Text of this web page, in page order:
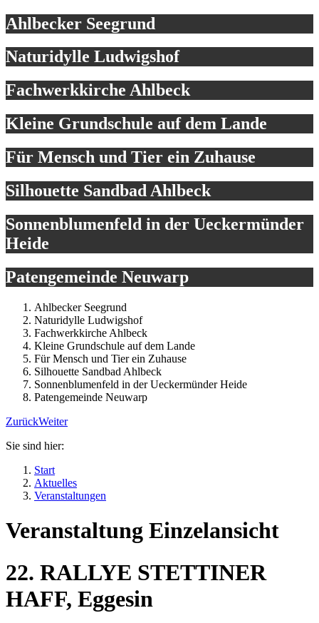
Ahlbecker Seegrund
Naturidylle Ludwigshof
Fachwerkkirche Ahlbeck
Kleine Grundschule auf dem Lande
Für Mensch und Tier ein Zuhause
Silhouette Sandbad Ahlbeck
Sonnenblumenfeld in der Ueckermünder
Heide
Patengemeinde Neuwarp
Ahlbecker Seegrund
Naturidylle Ludwigshof
Fachwerkkirche Ahlbeck
Kleine Grundschule auf dem Lande
Für Mensch und Tier ein Zuhause
Silhouette Sandbad Ahlbeck
Sonnenblumenfeld in der Ueckermünder Heide
Patengemeinde Neuwarp
ZurückWeiter
Sie sind hier:
Start
Aktuelles
Veranstaltungen
Veranstaltung Einzelansicht
22. RALLYE STETTINER
HAFF, Eggesin